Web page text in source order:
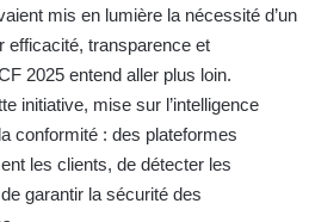
mis en lumière la nécessité d’un
efficacité, transparence et
2025 entend aller plus loin.
initiative, mise sur l’intelligence
conformité : des plateformes
les clients, de détecter les
garantir la sécurité des